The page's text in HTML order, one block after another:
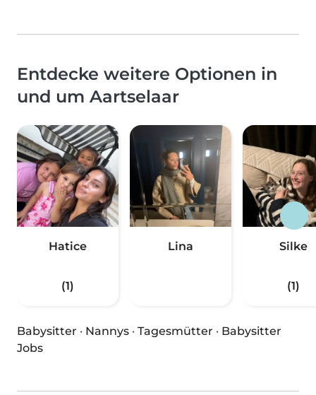
Entdecke weitere Optionen in
und um Aartselaar
Hatice
(1)
Lina Silke
(1)
Babysitter · Nannys · Tagesmütter · Babysitter
Jobs